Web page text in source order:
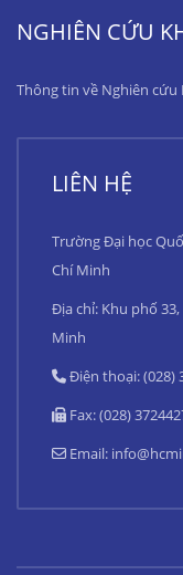
NGHIÊN CỨU
Thông tin về Nghiên cứu
LIÊN HỆ
Trường Đại học
Chí Minh
Địa chỉ: Khu phố
Minh
Điện thoại: (028)
Fax: (028)
Email: